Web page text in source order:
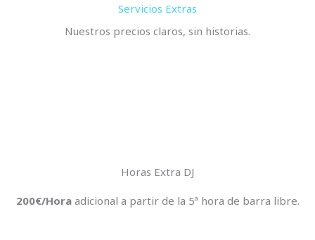
Servicios Extras
Nuestros precios claros, sin historias.
Horas Extra DJ
200€/Horaadicional a partir de la 5ª hora de barra libre.